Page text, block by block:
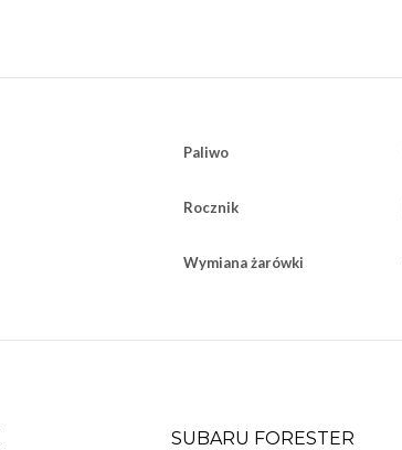
Paliwo
Rocznik
Wymiana żarówki
SUBARU FORESTER